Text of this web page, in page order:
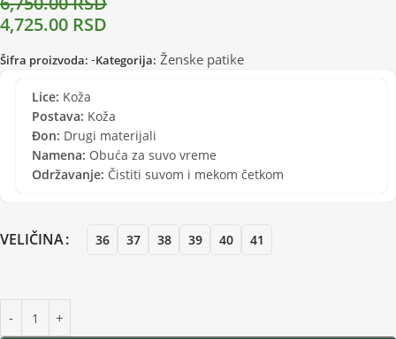
4,725.00 RSD
Šifra proizvoda: -Kategorija: Ženske patike
Lice: Koža
Postava: Koža
Đon: Drugi materijali
Namena: Obuća za suvo vreme
Održavanje: Čistiti suvom i mekom četkom
VELIČINA 36 37 38 39 40 41